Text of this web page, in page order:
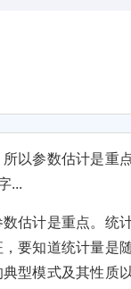
以参数估计是重
...
估计是重点。统
要知道统计量是随
型模式及其性质